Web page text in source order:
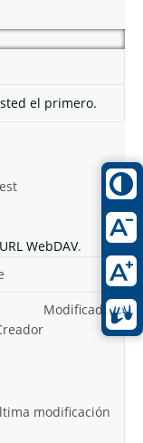
el primero.
URL WebDAV.
Modificado
modificación